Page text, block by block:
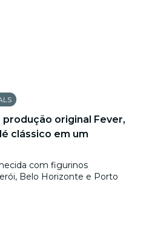
produção original Fever,
clássico em um
com figurinos
Belo Horizonte e Porto